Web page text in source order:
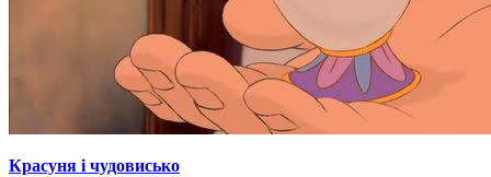
Красуня і чудовисько